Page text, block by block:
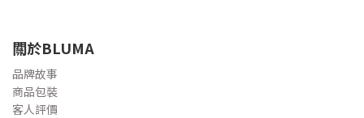
關於BLUMA
品牌故事
商品包裝
客人評價